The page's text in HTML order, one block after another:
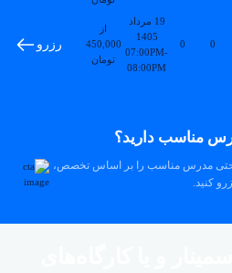
0
0
19 مرداد
1405
07:00PM-
08:00PM
از
450,000
تومان
رزرو
مناسب دارید؟
مدرس مناسب را بر اساس تخصص،
کنید.